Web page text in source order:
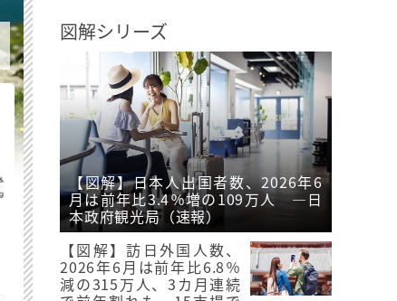
図解シリーズ
【図解】日本人出国者数、2026年6
月は前年比3.4％増の109万人 ―日
本政府観光局（速報）
【図解】訪日外国人数、
2026年6月は前年比6.8％
減の315万人、3カ月連続